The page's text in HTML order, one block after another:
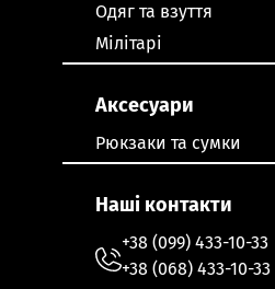
Одяг та взуття
Мілітарі
Аксесуари
Рюкзаки та сумки
Наші контакти
+38 (099) 433-10-33
+38 (068) 433-10-33